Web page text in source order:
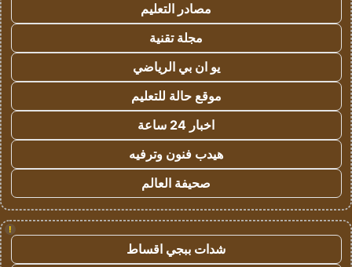
مصادر التعليم
مجلة تقنية
يو ان بي الرياضي
موقع حالة للتعليم
اخبار 24 ساعة
هيدب فنون وترفيه
صحيفة العالم
!
شدات ببجي اقساط